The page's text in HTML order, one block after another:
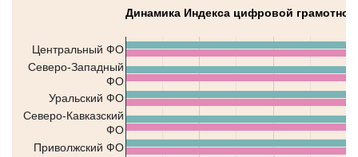
Динамика Индекса цифровой
Центральный ФО
Северо-Западный
ФО
Уральский ФО
Северо-Кавказский
ФО
Приволжский ФО